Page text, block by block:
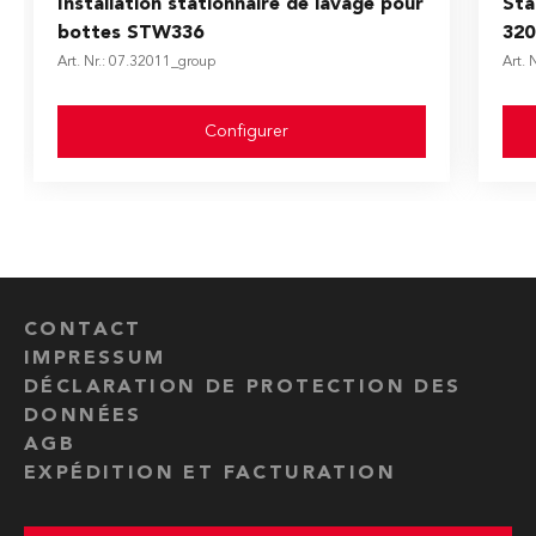
Installation stationnaire de lavage pour
bottes STW336
Art. Nr.: 07.32011_group
Configurer
320
Art.
CONTACT
IMPRESSUM
DÉCLARATION DE PROTECTION DES
DONNÉES
AGB
EXPÉDITION ET FACTURATION